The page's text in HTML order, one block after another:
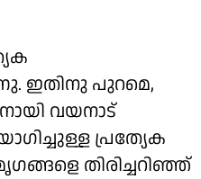
ഇതിനു പുറമെ,
വയനാട്
പ്രത്യേക
തിരിച്ചറിഞ്ഞ്